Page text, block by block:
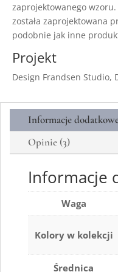
zaprojektowanego
została zaprojektowana
podobnie jak inne
Projekt
Design Frandsen Studio,
Informacje
Opinie (3)
Informacje
Waga
Kolory w kolekcji
Średnica